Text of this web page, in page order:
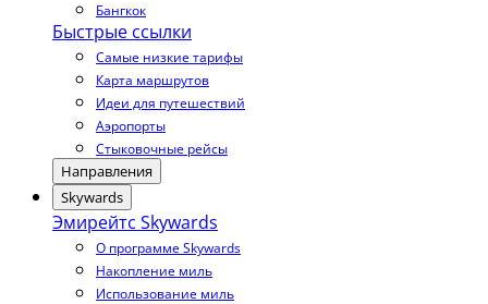
Бангкок
Быстрые ссылки
Самые низкие тарифы
Карта маршрутов
Идеи для путешествий
Аэропорты
Стыковочные рейсы
Направления
Skywards
Эмирейтс Skywards
О программе Skywards
Накопление миль
Использование миль